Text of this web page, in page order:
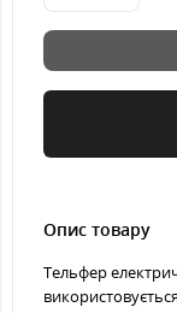
Опис товару
Тельфер